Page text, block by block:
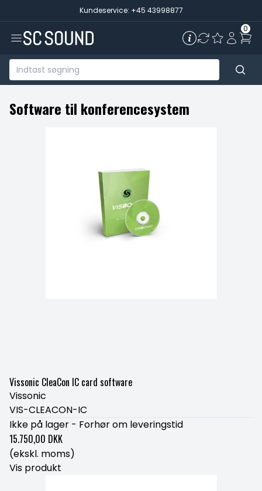
Kundeservice: +45 43998877
0
Software til konferencesystem
Vissonic CleaCon IC card software
Vissonic
VIS-CLEACON-IC
Ikke på lager - Forhør om leveringstid
15.750,00 DKK
(ekskl. moms)
Vis produkt